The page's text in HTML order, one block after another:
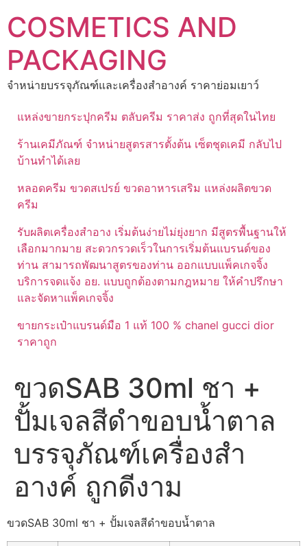
to
content
COSMETICS AND
PACKAGING
จำหน่ายบรรจุภัณฑ์และเครื่องสำอางค์ ราคาย่อมเยาว์
แหล่งขายกระปุกครีม ตลับครีม ราคาส่ง ถูกที่สุดในไทย
ร้านเคมีภัณฑ์ จำหน่ายสูตรสารตั้งต้น เซ็ตชุดเคมี กลับไป
บ้านทำได้เลย
หลอดครีม ขวดสเปรย์ ขวดอาหารเสริม แหล่งผลิตขวด
ครีม
รับผลิตเครื่องสำอาง เริ่มต้นง่ายไม่ยุ่งยาก มีสูตรพื้นฐานให้
เลือกมากมาย สะดวกรวดเร็วในการเริ่มต้นแบรนด์ของ
ท่าน สามารถพัฒนาสูตรของท่าน ออกแบบแพ็คเกจจิ้ง
บริการจดแจ้ง อย. แบบถูกต้องตามกฎหมาย ให้คำปรึกษา
และจัดหาแพ็คเกจจิ้ง
ขายกระเป๋าแบรนด์มือ 1 แท้ 100 % chanel gucci dior
ราคาถูก
ขวดSAB 30ml ชา +
ปั้มเจลสีดำขอบน้ำตาล
บรรจุภัณฑ์เครื่องสำ
อางค์ ถูกดีงาม
ขวดSAB 30ml ชา + ปั้มเจลสีดำขอบน้ำตาล